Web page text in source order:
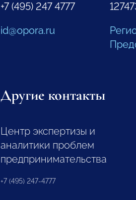
+7 (495) 247 4777
id@opora.ru
Другие контакты
Центр экспертизы и
аналитики проблем
предпринимательства
+7 (495) 247-4777